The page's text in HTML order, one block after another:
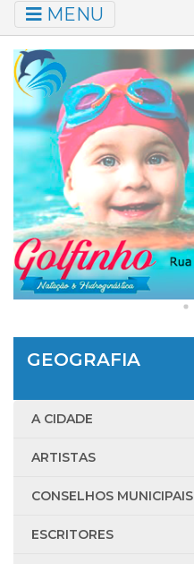
MENU
GEOGRAFIA
A CIDADE
ARTISTAS
CONSELHOS MUNICIPAIS
ESCRITORES